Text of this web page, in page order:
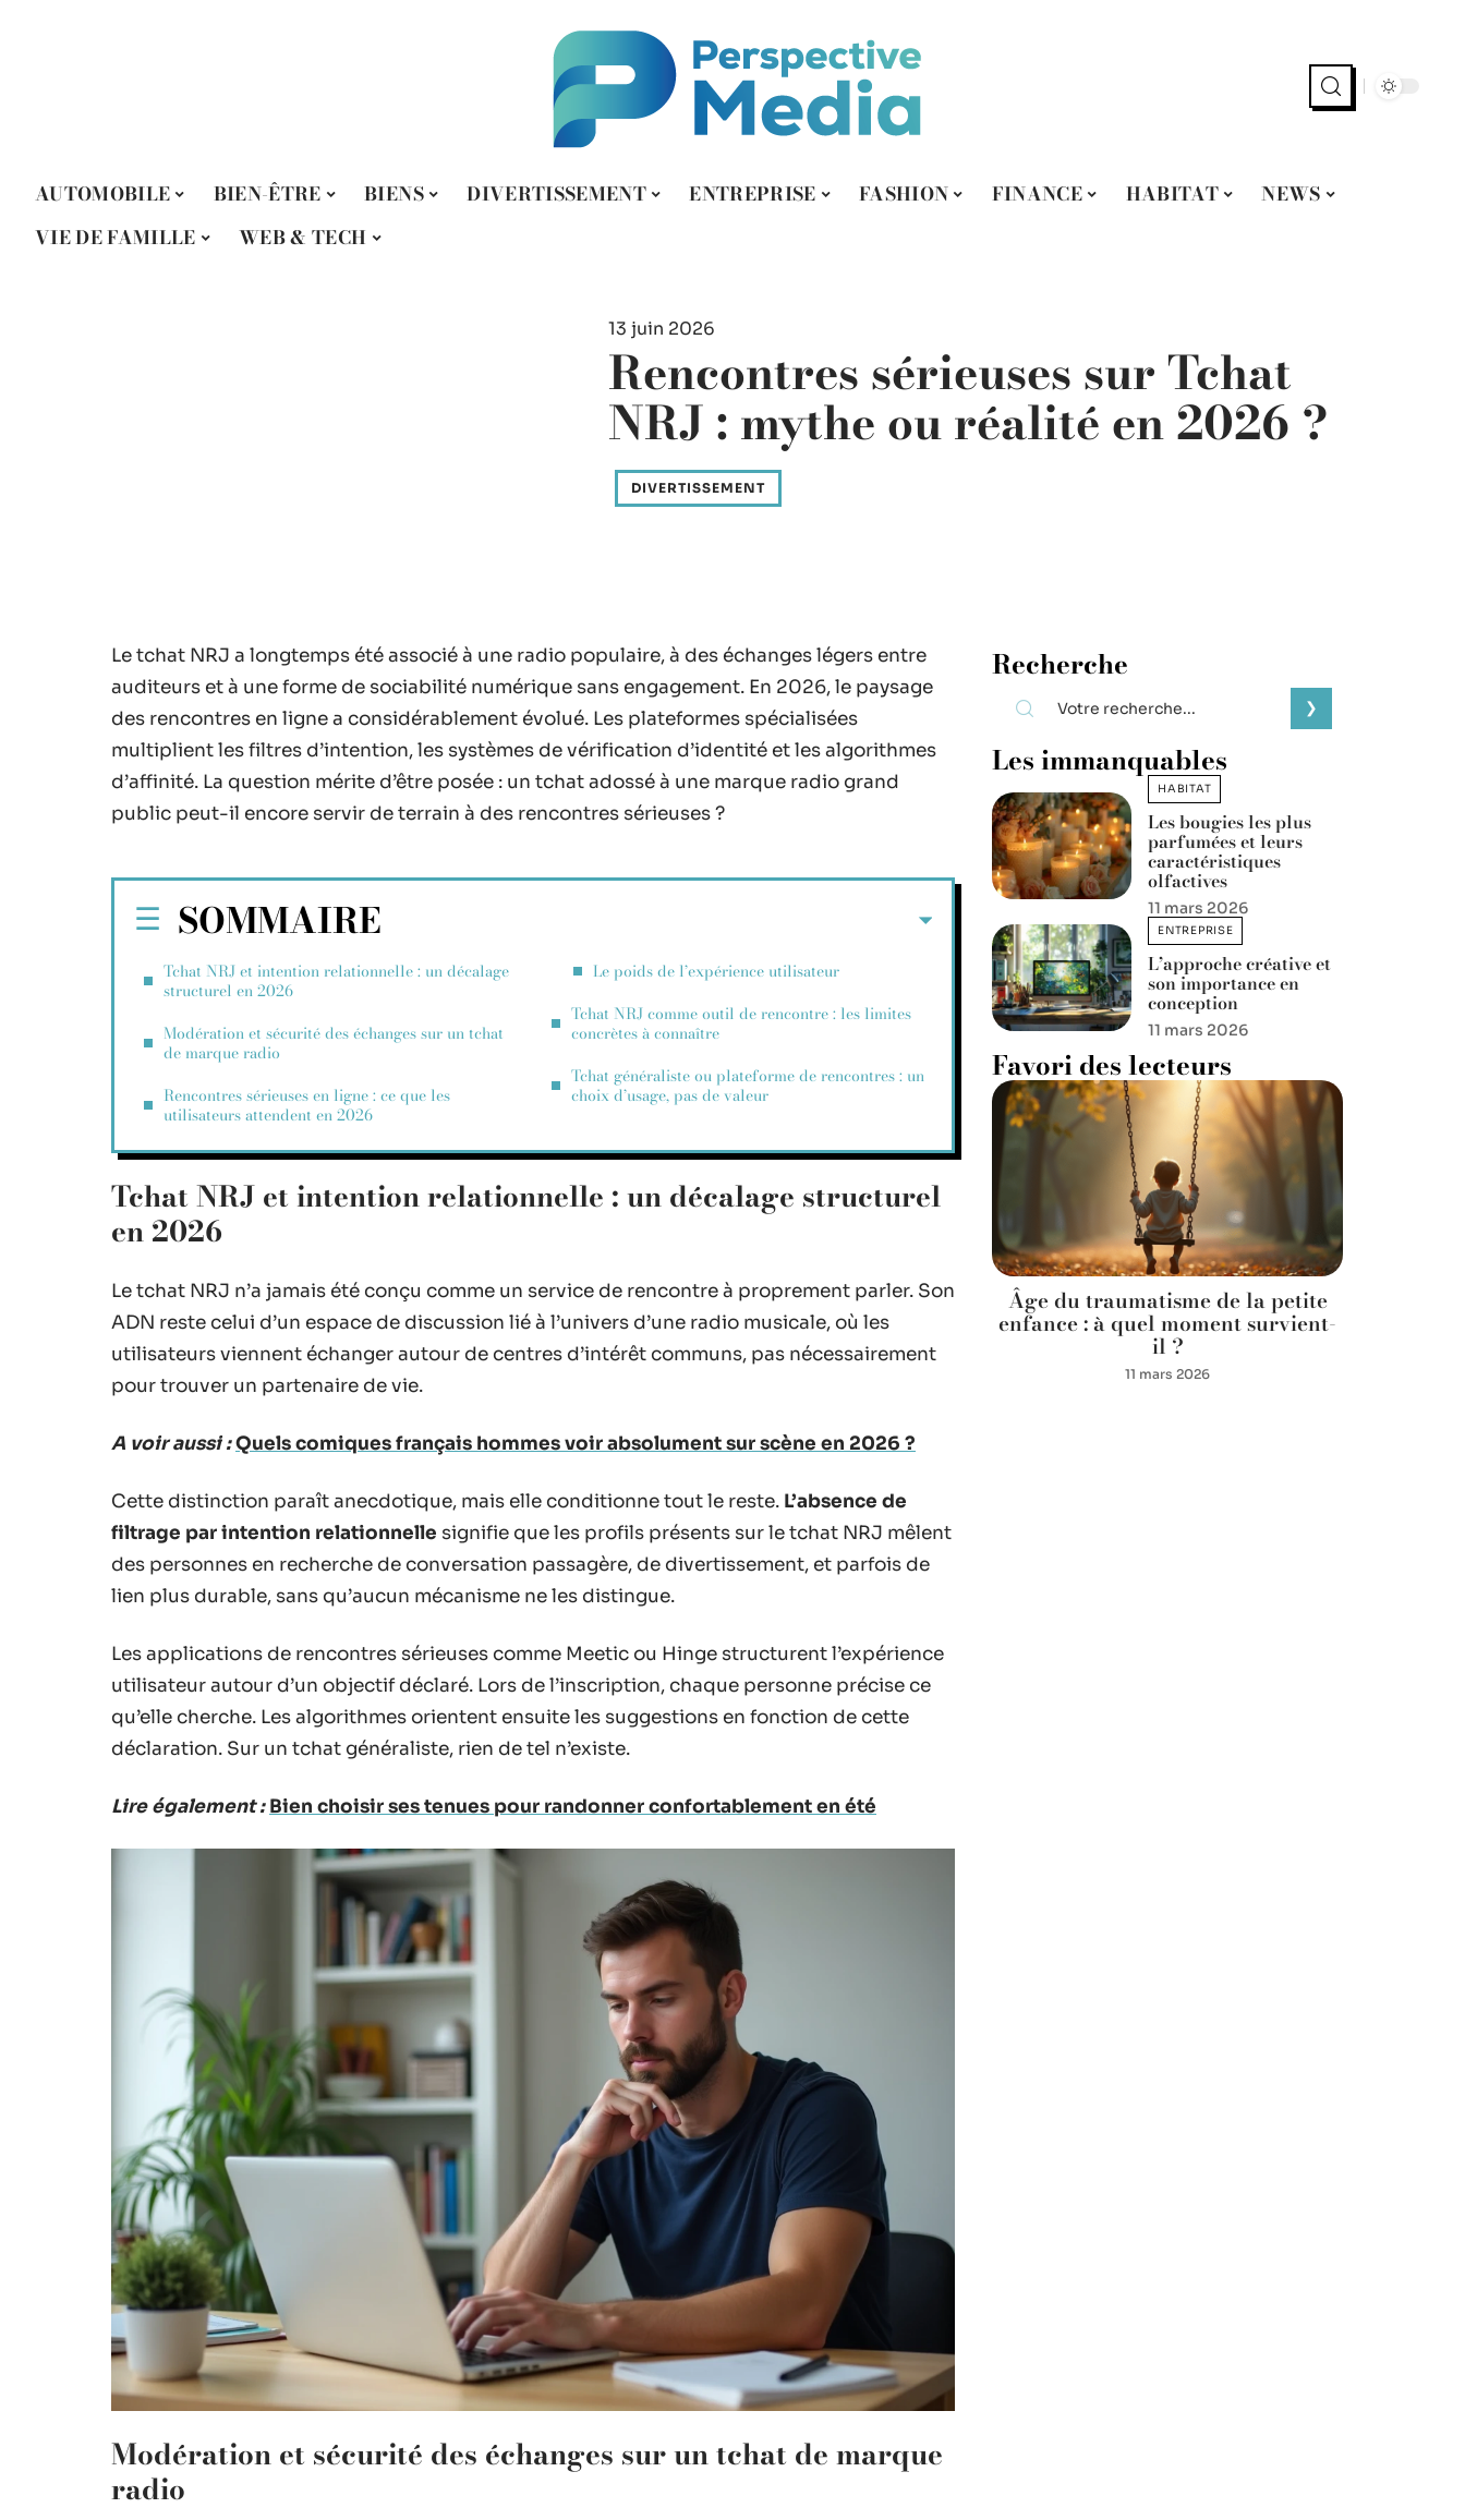
AUTOMOBILE BIEN-ÊTRE BIENS DIVERTISSEMENT ENTREPRISE FASHION FINANCE HABITAT
NEWS
VIE DE FAMILLE
WEB & TECH
13 juin 2026
Rencontres sérieuses sur Tchat
NRJ : mythe ou réalité en 2026 ?
DIVERTISSEMENT
Le tchat NRJ a longtemps été associé à une radio populaire, à des échanges légers entre
auditeurs et à une forme de sociabilité numérique sans engagement. En 2026, le paysage
des rencontres en ligne a considérablement évolué. Les plateformes spécialisées
multiplient les filtres d’intention, les systèmes de vérification d’identité et les algorithmes
d’affinité. La question mérite d’être posée : un tchat adossé à une marque radio grand
public peut-il encore servir de terrain à des rencontres sérieuses ?
SOMMAIRE
Tchat NRJ et intention relationnelle : un décalage
structurel en 2026
Modération et sécurité des échanges sur un tchat
de marque radio
Rencontres sérieuses en ligne : ce que les
utilisateurs attendent en 2026
Le poids de l’expérience utilisateur
Tchat NRJ comme outil de rencontre : les limites
concrètes à connaître
Tchat généraliste ou plateforme de rencontres : un
choix d’usage, pas de valeur
Tchat NRJ et intention relationnelle : un décalage structurel
en 2026
Le tchat NRJ n’a jamais été conçu comme un service de rencontre à proprement parler. Son
ADN reste celui d’un espace de discussion lié à l’univers d’une radio musicale, où les
utilisateurs viennent échanger autour de centres d’intérêt communs, pas nécessairement
pour trouver un partenaire de vie.
A voir aussi :Quels comiques français hommes voir absolument sur scène en 2026 ?
Cette distinction paraît anecdotique, mais elle conditionne tout le reste. L’absence de
filtrage par intention relationnelle signifie que les profils présents sur le tchat NRJ mêlent
des personnes en recherche de conversation passagère, de divertissement, et parfois de
lien plus durable, sans qu’aucun mécanisme ne les distingue.
Les applications de rencontres sérieuses comme Meetic ou Hinge structurent l’expérience
utilisateur autour d’un objectif déclaré. Lors de l’inscription, chaque personne précise ce
qu’elle cherche. Les algorithmes orientent ensuite les suggestions en fonction de cette
déclaration. Sur un tchat généraliste, rien de tel n’existe.
Lire également : Bien choisir ses tenues pour randonner confortablement en été
Modération et sécurité des échanges sur un tchat de marque
radio
Recherche
Les immanquables
HABITAT
Les bougies les plus
parfumées et leurs
caractéristiques
olfactives
11 mars 2026
ENTREPRISE
L’approche créative et
son importance en
conception
11 mars 2026
Favori des lecteurs
Âge du traumatisme de la petite
enfance : à quel moment survient-
il ?
11 mars 2026